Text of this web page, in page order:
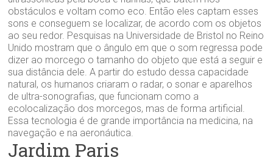
obstáculos e voltam como eco. Então eles captam esses
sons e conseguem se localizar, de acordo com os objetos
ao seu redor. Pesquisas na Universidade de Bristol no Reino
Unido mostram que o ângulo em que o som regressa pode
dizer ao morcego o tamanho do objeto que está a seguir e
sua distância dele. A partir do estudo dessa capacidade
natural, os humanos criaram o radar, o sonar e aparelhos
de ultra-sonografias, que funcionam como a
ecolocalização dos morcegos, mas de forma artificial.
Essa tecnologia é de grande importância na medicina, na
navegação e na aeronáutica.
Jardim Paris